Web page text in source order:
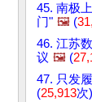
45. 南极
门" 🖼️ (
46. 江苏
议 🖼️ (
47. 只发
(25,913次)